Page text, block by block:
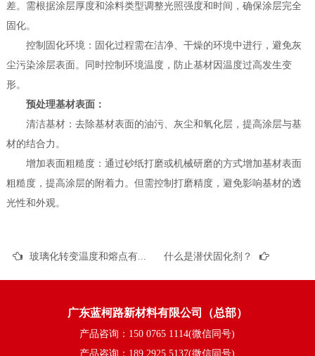
差。需根据涂层厚度和涂料类型调整光照强度和时间，确保涂层完全
固化。
控制固化环境：固化过程需在洁净、干燥的环境中进行，避免灰
尘污染涂层表面。同时控制环境温度，防止基材因温度过高发生变
形。
预处理基材表面：
清洁基材：去除基材表面的油污、灰尘和氧化层，提高涂层与基
材的结合力。
增加表面粗糙度：通过砂纸打磨或机械研磨的方式增加基材表面
粗糙度，提高涂层的附着力。但需控制打磨精度，避免影响基材的透
光性和外观。
什么是潜伏固化剂？
广东蓝柯路新材料有限公司（总部）
产品咨询：150 0765 1114(微信同号)
产品咨询：189 2925 5137(微信同号)